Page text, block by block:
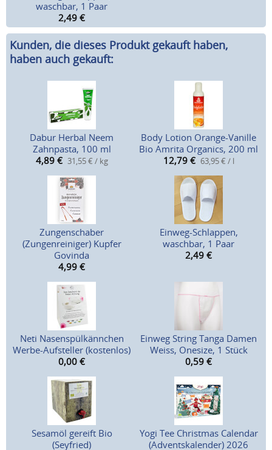
waschbar, 1 Paar
2,49 €
Kunden, die dieses Produkt gekauft haben,
haben auch gekauft:
Dabur Herbal Neem
Zahnpasta, 100 ml
4,89 € 31,55 € / kg
Body Lotion Orange-Vanille
Bio Amrita Organics, 200 ml
12,79 € 63,95 € / l
Zungenschaber
(Zungenreiniger) Kupfer
Govinda
4,99 €
Einweg-Schlappen,
waschbar, 1 Paar
2,49 €
Neti Nasenspülkännchen
Werbe-Aufsteller (kostenlos)
0,00 €
Einweg String Tanga Damen
Weiss, Onesize, 1 Stück
0,59 €
Sesamöl gereift Bio
(Seyfried)
Yogi Tee Christmas Calendar
(Adventskalender) 2026